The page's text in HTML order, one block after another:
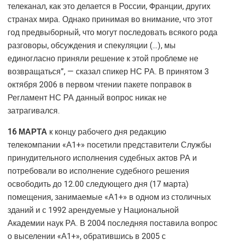
телеканал, как это делается в России, Франции, других
странах мира. Однако принимая во внимание, что этот
год предвыборный, что могут последовать всякого рода
разговоры, обсуждения и спекуляции (…), мы
единогласно приняли решение к этой проблеме не
возвращаться”, — сказал спикер НС РА. В принятом 3
октября 2006 в первом чтении пакете поправок в
Регламент НС РА данный вопрос никак не
затрагивался.
16 МАРТА к концу рабочего дня редакцию
телекомпании «А1+» посетили представители Службы
принудительного исполнения судебных актов РА и
потребовали во исполнение судебного решения
освободить до 12.00 следующего дня (17 марта)
помещения, занимаемые «А1+» в одном из столичных
зданий и с 1992 арендуемые у Национальной
Академии наук РА. В 2004 последняя поставила вопрос
о выселении «А1+», обратившись в 2005 с